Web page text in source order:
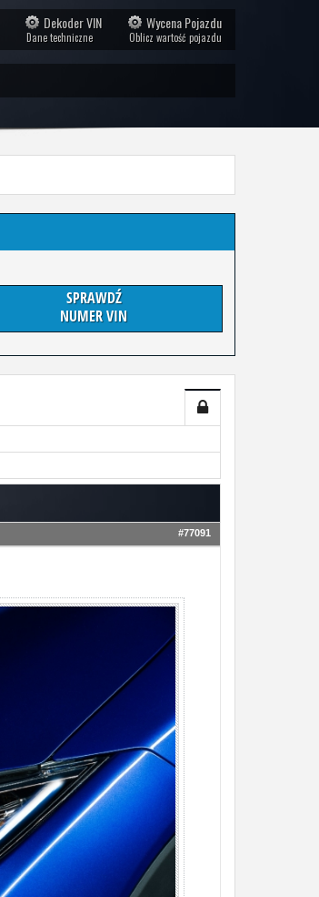
Dekoder VIN
Dane techniczne
Wycena Pojazdu
Oblicz wartość pojazdu
SPRAWDŹ
NUMER VIN
#77091